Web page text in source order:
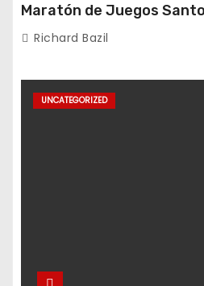
Maratón de Juegos
Richard Bazil
UNCATEGORIZED